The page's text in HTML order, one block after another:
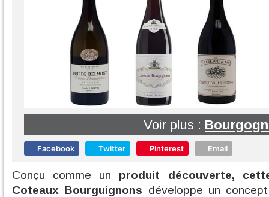
Voir plus :
Facebook Twitter Pinterest Email
Conçu comme un produit découverte,
Coteaux Bourguignons développe un